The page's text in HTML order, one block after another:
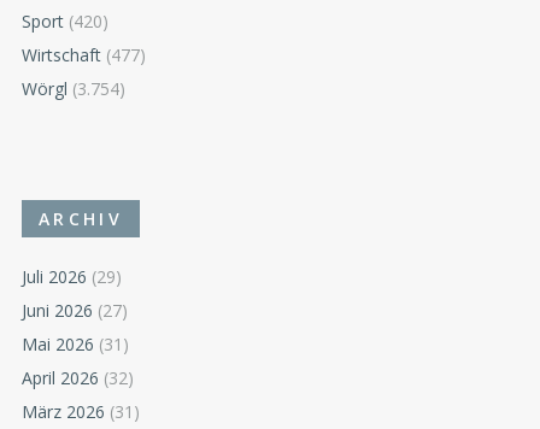
Sport (420)
Wirtschaft (477)
Wörgl (3.754)
ARCHIV
Juli 2026 (29)
Juni 2026 (27)
Mai 2026 (31)
April 2026 (32)
März 2026 (31)